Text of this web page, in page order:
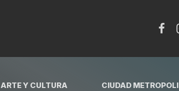
ARTE Y CULTURA CIUDAD METROPOLI